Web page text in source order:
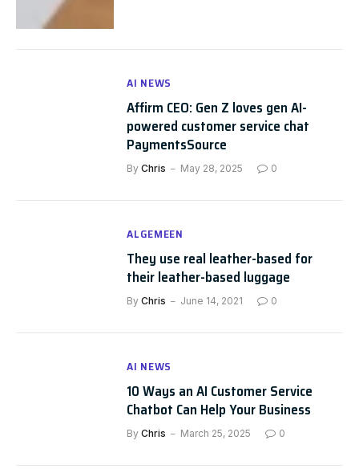
AI NEWS
Affirm CEO: Gen Z loves gen AI-
powered customer service chat
PaymentsSource
By Chris May 28, 2025 0
ALGEMEEN
They use real leather-based for
their leather-based luggage
By Chris June 14, 2021 0
AI NEWS
10 Ways an AI Customer Service
Chatbot Can Help Your Business
By Chris March 25, 2025 0